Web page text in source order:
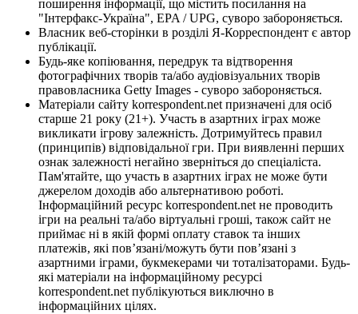
поширення інформації, що містить посилання на
"Інтерфакс-Україна", EPA / UPG, суворо забороняється.
Власник веб-сторінки в розділі Я-Корреспондент є автор
публікації.
Будь-яке копіювання, передрук та відтворення
фотографічних творів та/або аудіовізуальних творів
правовласника Getty Images - суворо забороняється.
Матеріали сайту korrespondent.net призначені для осіб
старше 21 року (21+). Участь в азартних іграх може
викликати ігрову залежність. Дотримуйтесь правил
(принципів) відповідальної гри. При виявленні перших
ознак залежності негайно зверніться до спеціаліста.
Пам'ятайте, що участь в азартних іграх не може бути
джерелом доходів або альтернативою роботі.
Інформаційний ресурс korrespondent.net не проводить
ігри на реальні та/або віртуальні гроші, також сайт не
приймає ні в якій формі оплату ставок та інших
платежів, які пов’язані/можуть бути пов’язані з
азартними іграми, букмекерами чи тоталізаторами. Будь-
які матеріали на інформаційному ресурсі
korrespondent.net публікуються виключно в
інформаційних цілях.